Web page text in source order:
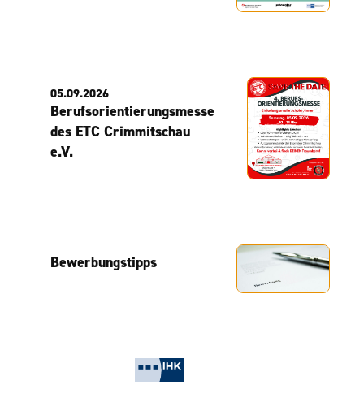
05.09.2026
Berufsorientierungsmesse
des ETC Crimmitschau
e.V.
Bewerbungstipps